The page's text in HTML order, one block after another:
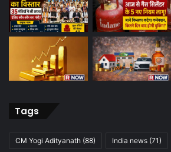
Tags
CM Yogi Adityanath (88) India news (71)